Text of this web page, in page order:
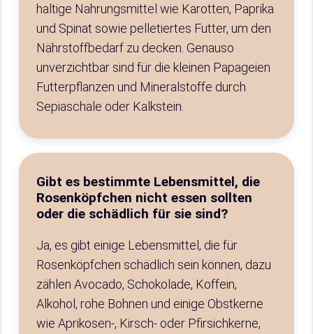
haltige Nahrungsmittel wie Karotten, Paprika
und Spinat sowie pelletiertes Futter, um den
Nährstoffbedarf zu decken. Genauso
unverzichtbar sind für die kleinen Papageien
Futterpflanzen und Mineralstoffe durch
Sepiaschale oder Kalkstein.
Gibt es bestimmte Lebensmittel, die
Rosenköpfchen nicht essen sollten
oder die schädlich für sie sind?
Ja, es gibt einige Lebensmittel, die für
Rosenköpfchen schädlich sein können, dazu
zählen Avocado, Schokolade, Koffein,
Alkohol, rohe Bohnen und einige Obstkerne
wie Aprikosen-, Kirsch- oder Pfirsichkerne,